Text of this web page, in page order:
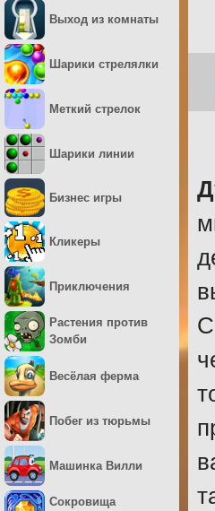
Выход из комнаты
Шарики стрелялки
Меткий стрелок
Шарики линии
Бизнес игры
Кликеры
Приключения
Растения против
Зомби
Весёлая ферма
Побег из тюрьмы
Машинка Вилли
Сокровища